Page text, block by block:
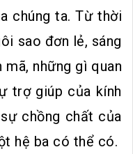
chúng ta. Từ thời
sao đơn lẻ, sáng
những gì quan
trợ giúp của kính
chồng chất của
hệ ba có thể có.